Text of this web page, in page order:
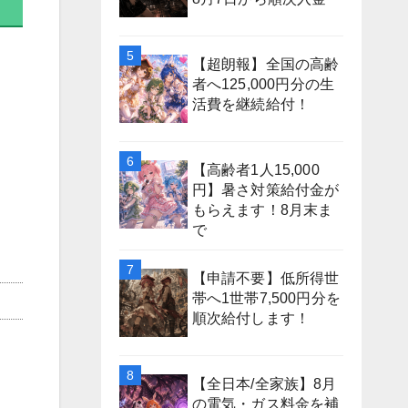
【超朗報】全国の高齢
者へ125,000円分の生
活費を継続給付！
【高齢者1人15,000
円】暑さ対策給付金が
もらえます！8月末ま
で
【申請不要】低所得世
帯へ1世帯7,500円分を
順次給付します！
【全日本/全家族】8月
の電気・ガス料金を補